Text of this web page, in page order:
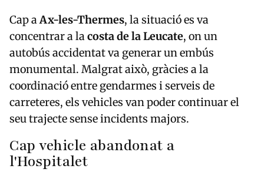
Cap aAx-les-Thermes, la situació es va
concentrar a lacosta de la Leucate, on un
autobús accidentat va generar un embús
monumental. Malgrat això, gràcies a la
coordinació entre gendarmes i serveis de
carreteres, els vehicles van poder continuar el
seu trajecte sense incidents majors.
Cap vehicle abandonat a
l'Hospitalet